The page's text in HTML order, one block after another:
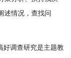
述情况，查找问
好调查研究是主题教